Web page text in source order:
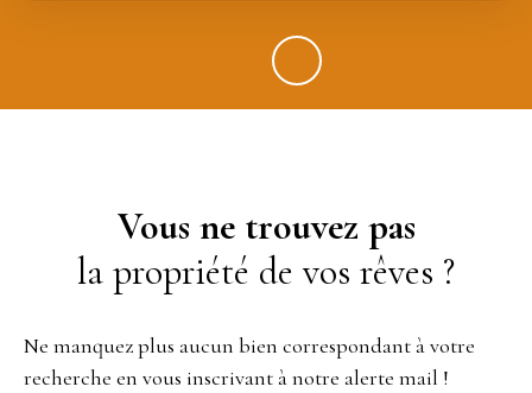
Vous ne trouvez pas
la propriété de vos rêves ?
Ne manquez plus aucun bien correspondant à votre
recherche en vous inscrivant à notre alerte mail !